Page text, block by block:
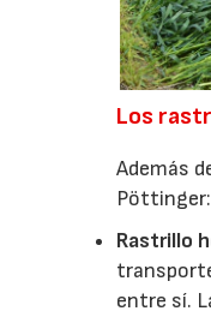
Los
Además
Pöttinger:
Rastrillo
entre sí.